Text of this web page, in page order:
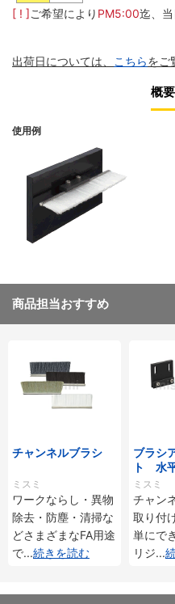
[ ! ]ご希望により PM5:00迄、当
出荷日については、 こちらをご
概
使用例
商品担当おすすめ
チャンネルブラシ
ミスミ
ワークならし・異物
除去・防塵・清掃な
どさまざまなFA用途
で...続きを読む
ブラシ
ト 水
ミスミ
チャン
取り付
単にで
リジ...